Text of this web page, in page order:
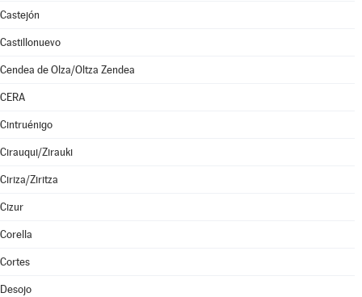
Castejón
Castillonuevo
Cendea de Olza/Oltza Zendea
CERA
Cintruénigo
Cirauqui/Zirauki
Ciriza/Ziritza
Cizur
Corella
Cortes
Desojo